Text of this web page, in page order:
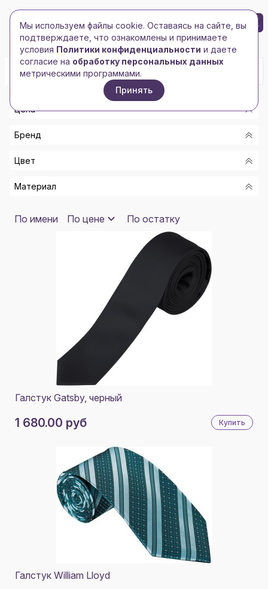
Toggle navigation
Toggle navigation
БРЕНД-ЛОГО 0
Главная/Флажная продукция/Галстуки
Цена
От
До
Бренд
SOL'S
WILLIAM LLOYD
2
Цвет
ЧЕРНЫЙ/БЕЛЫЙ, БОРДОВЫЙ
МОРСКАЯ ВОЛНА
СИНИЙ НЭЙВИ
Материал
КЕРАМИКА, ПОЛИЭСТЕР
По имени По цене По остатку
Галстук Gatsby, черный
1 680.00 руб Купить
Галстук William Lloyd
Мы используем файлы cookie. Оставаясь на сайте, вы
подтверждаете, что ознакомлены и принимаете
условия Политики конфиденциальности и даете
согласие на обработку персональных данных
метрическими программами.
Принять